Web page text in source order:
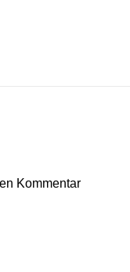
Kommentar